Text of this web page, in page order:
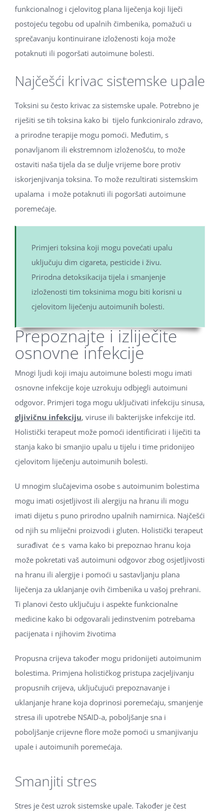
funkcionalnog i cjelovitog plana liječenja koji liječi
postojeću tegobu od upalnih čimbenika, pomažući u
sprečavanju kontinuirane izloženosti koja može
potaknuti ili pogoršati autoimune bolesti.
Najčešći krivac sistemske upale
Toksini su često krivac za sistemske upale. Potrebno je
riješiti se tih toksina kako bi tijelo funkcioniralo zdravo,
a prirodne terapije mogu pomoći. Međutim, s
ponavljanom ili ekstremnom izloženošću, to može
ostaviti naša tijela da se dulje vrijeme bore protiv
iskorjenjivanja toksina. To može rezultirati sistemskim
upalama i može potaknuti ili pogoršati autoimune
poremećaje.
Primjeri toksina koji mogu povećati upalu
uključuju dim cigareta, pesticide i živu.
Prirodna detoksikacija tijela i smanjenje
izloženosti tim toksinima mogu biti korisni u
cjelovitom liječenju autoimunih bolesti.
Prepoznajte i izliječite
osnovne infekcije
Mnogi ljudi koji imaju autoimune bolesti mogu imati
osnovne infekcije koje uzrokuju odbjegli autoimuni
odgovor. Primjeri toga mogu uključivati ​​infekciju sinusa,
gljivičnu infekciju, viruse ili bakterijske infekcije itd.
Holistički terapeut može pomoći identificirati i liječiti ta
stanja kako bi smanjio upalu u tijelu i time pridonijeo
cjelovitom liječenju autoimunih bolesti.
U mnogim slučajevima osobe s autoimunim bolestima
mogu imati osjetljivost ili alergiju na hranu ili mogu
imati dijetu s puno prirodno upalnih namirnica. Najčešći
od njih su mliječni proizvodi i gluten. Holistički terapeut
surađivat ​​će s vama kako bi prepoznao hranu koja
može pokretati vaš autoimuni odgovor zbog osjetljivosti
na hranu ili alergije i pomoći u sastavljanju plana
liječenja za uklanjanje ovih čimbenika u vašoj prehrani.
Ti planovi često uključuju i aspekte funkcionalne
medicine kako bi odgovarali jedinstvenim potrebama
pacijenata i njihovim životima
Propusna crijeva također mogu pridonijeti autoimunim
bolestima. Primjena holističkog pristupa zacjeljivanju
propusnih crijeva, uključujući prepoznavanje i
uklanjanje hrane koja doprinosi poremećaju, smanjenje
stresa ili upotrebe NSAID-a, poboljšanje sna i
poboljšanje crijevne flore može pomoći u smanjivanju
upale i autoimunih poremećaja.
Smanjiti stres
Stres je čest uzrok sistemske upale. Također je čest